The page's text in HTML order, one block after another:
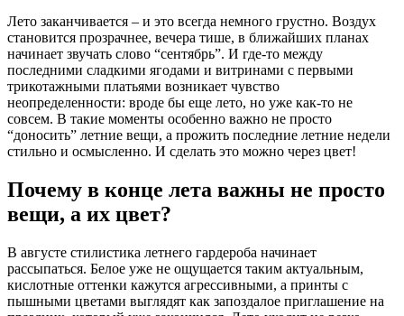
Лето заканчивается – и это всегда немного грустно. Воздух
становится прозрачнее, вечера тише, в ближайших планах
начинает звучать слово “сентябрь”. И где-то между
последними сладкими ягодами и витринами с первыми
трикотажными платьями возникает чувство
неопределенности: вроде бы еще лето, но уже как-то не
совсем. В такие моменты особенно важно не просто
“доносить” летние вещи, а прожить последние летние недели
стильно и осмысленно. И сделать это можно через цвет!
Почему в конце лета важны не просто
вещи, а их цвет?
В августе стилистика летнего гардероба начинает
рассыпаться. Белое уже не ощущается таким актуальным,
кислотные оттенки кажутся агрессивными, а принты с
пышными цветами выглядят как запоздалое приглашение на